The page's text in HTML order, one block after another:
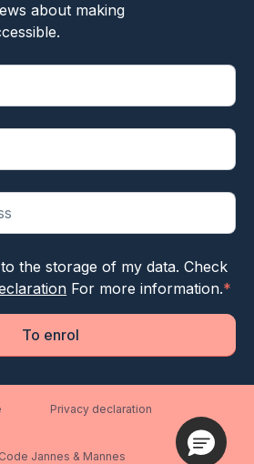
about making
aan
the storage of my data. Check
For more information.*
To enrol
Privacy declaration
Code Jannes & Mannes